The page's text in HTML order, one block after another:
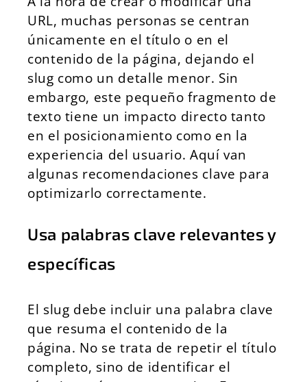
URL, muchas personas se centran
únicamente en el título o en el
contenido de la página, dejando el
slug como un detalle menor. Sin
embargo, este pequeño fragmento de
texto tiene un impacto directo tanto
en el posicionamiento como en la
experiencia del usuario. Aquí van
algunas recomendaciones clave para
optimizarlo correctamente.
Usa palabras clave relevantes y
específicas
El slug debe incluir una palabra clave
que resuma el contenido de la
página. No se trata de repetir el título
completo, sino de identificar el